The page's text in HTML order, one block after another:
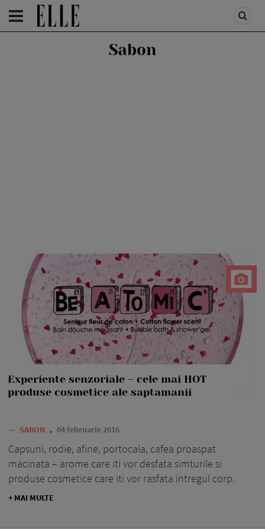
HOMEPAGE /HOMEPAGE SLIDER
Sabon
Experiente senzoriale – cele mai HOT
produse cosmetice ale saptamanii
— SABON 04 februarie 2016
Capsuni, rodie, afine, portocala, cafea proaspat
macinata – arome care iti vor desfata simturile si
produse cosmetice care iti vor rasfata intregul corp.
+ MAI MULTE